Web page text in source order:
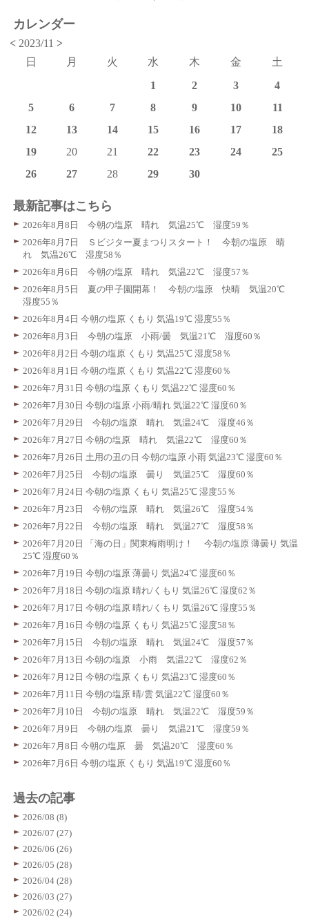
カレンダー
< 2023/11>
日
月 火 水 木 金
土
1
2 3
4
5
6 7 8 9 10
11
12
13 14 15 16 17
18
19
20 21 22 23 24
25
26
27 28 29 30
最新記事はこちら
2026年8月8日 今朝の塩原 晴れ 気温25℃ 湿度59％
2026年8月7日 Ｓビジター夏まつりスタート！ 今朝の塩原 晴
れ 気温26℃ 湿度58％
2026年8月6日 今朝の塩原 晴れ 気温22℃ 湿度57％
2026年8月5日 夏の甲子園開幕！ 今朝の塩原 快晴 気温20℃
湿度55％
2026年8月4日 今朝の塩原 くもり 気温19℃ 湿度55％
2026年8月3日 今朝の塩原 小雨/曇 気温21℃ 湿度60％
2026年8月2日 今朝の塩原 くもり 気温25℃ 湿度58％
2026年8月1日 今朝の塩原 くもり 気温22℃ 湿度60％
2026年7月31日 今朝の塩原 くもり 気温22℃ 湿度60％
2026年7月30日 今朝の塩原 小雨/晴れ 気温22℃ 湿度60％
2026年7月29日 今朝の塩原 晴れ 気温24℃ 湿度46％
2026年7月27日 今朝の塩原 晴れ 気温22℃ 湿度60％
2026年7月26日 土用の丑の日 今朝の塩原 小雨 気温23℃ 湿度60％
2026年7月25日 今朝の塩原 曇り 気温25℃ 湿度60％
2026年7月24日 今朝の塩原 くもり 気温25℃ 湿度55％
2026年7月23日 今朝の塩原 晴れ 気温26℃ 湿度54％
2026年7月22日 今朝の塩原 晴れ 気温27℃ 湿度58％
2026年7月20日 「海の日」関東梅雨明け！ 今朝の塩原 薄曇り 気温
25℃ 湿度60％
2026年7月19日 今朝の塩原 薄曇り 気温24℃ 湿度60％
2026年7月18日 今朝の塩原 晴れ/くもり 気温26℃ 湿度62％
2026年7月17日 今朝の塩原 晴れ/くもり 気温26℃ 湿度55％
2026年7月16日 今朝の塩原 くもり 気温25℃ 湿度58％
2026年7月15日 今朝の塩原 晴れ 気温24℃ 湿度57％
2026年7月13日 今朝の塩原 小雨 気温22℃ 湿度62％
2026年7月12日 今朝の塩原 くもり 気温23℃ 湿度60％
2026年7月11日 今朝の塩原 晴/雲 気温22℃ 湿度60％
2026年7月10日 今朝の塩原 晴れ 気温22℃ 湿度59％
2026年7月9日 今朝の塩原 曇り 気温21℃ 湿度59％
2026年7月8日 今朝の塩原 曇 気温20℃ 湿度60％
2026年7月6日 今朝の塩原 くもり 気温19℃ 湿度60％
過去の記事
2026/08 (8)
2026/07 (27)
2026/06 (26)
2026/05 (28)
2026/04 (28)
2026/03 (27)
2026/02 (24)